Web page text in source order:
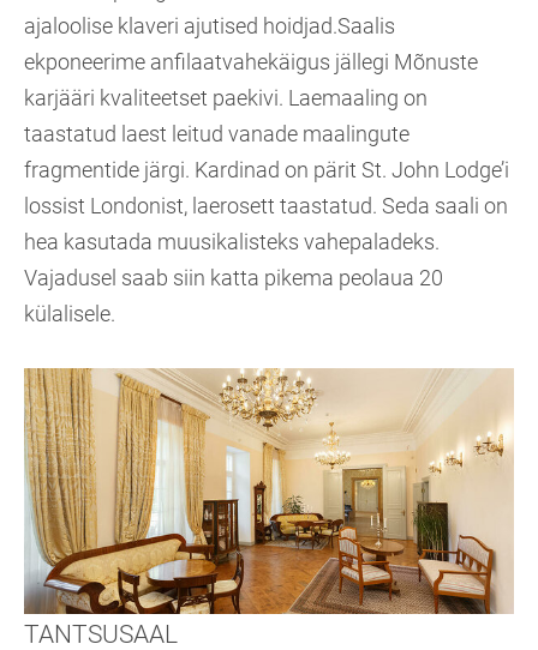
ajaloolise klaveri ajutised hoidjad.Saalis
ekponeerime anfilaatvahekäigus jällegi Mõnuste
karjääri kvaliteetset paekivi. Laemaaling on
taastatud laest leitud vanade maalingute
fragmentide järgi. Kardinad on pärit St. John Lodge’i
lossist Londonist, laerosett taastatud. Seda saali on
hea kasutada muusikalisteks vahepaladeks.
Vajadusel saab siin katta pikema peolaua 20
külalisele.
TANTSUSAAL